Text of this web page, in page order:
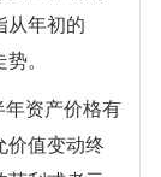
从年初的
。
年资产价格有
价值变动终